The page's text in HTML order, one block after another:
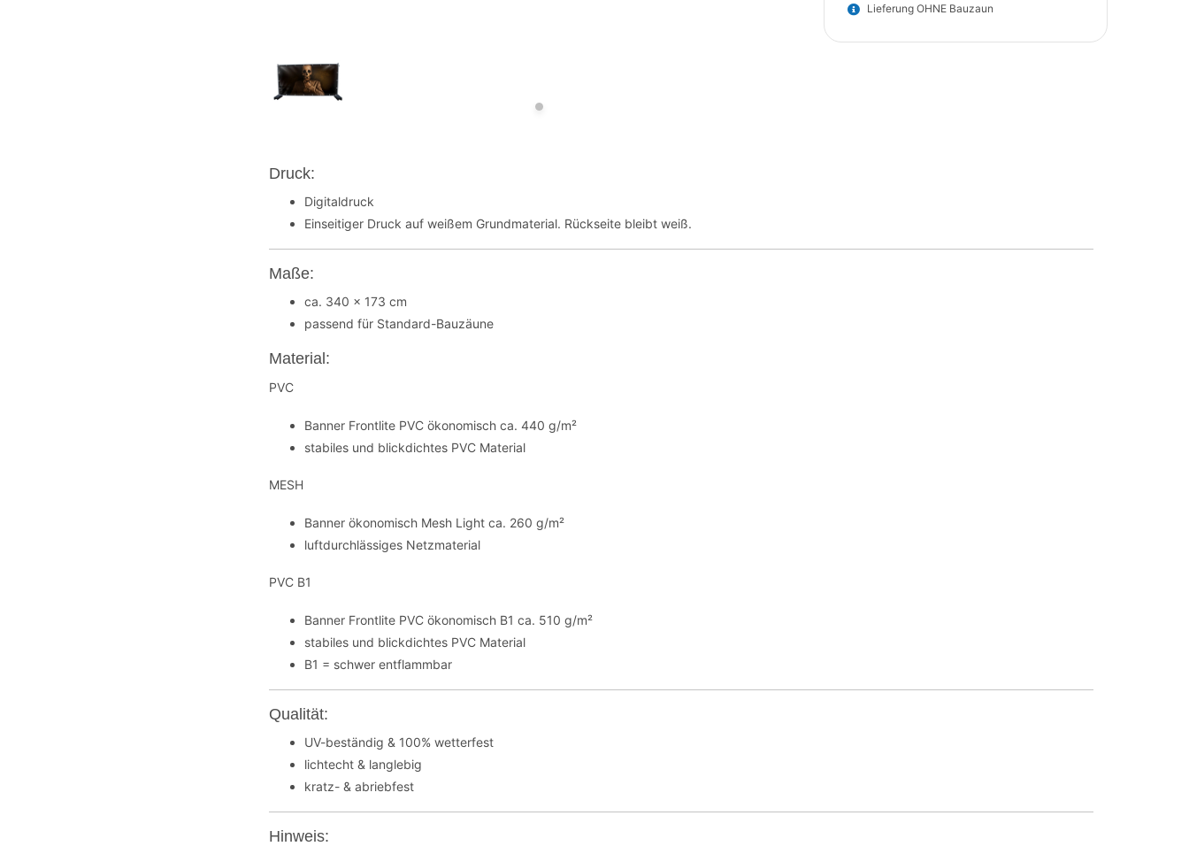
Lieferung OHNE Bauzaun
Druck:
Digitaldruck
Einseitiger Druck auf weißem Grundmaterial. Rückseite bleibt weiß.
Maße:
ca. 340 x 173 cm
passend für Standard-Bauzäune
Material:
PVC
Banner Frontlite PVC ökonomisch ca. 440 g/m²
stabiles und blickdichtes PVC Material
MESH
Banner ökonomisch Mesh Light ca. 260 g/m²
luftdurchlässiges Netzmaterial
PVC B1
Banner Frontlite PVC ökonomisch B1 ca. 510 g/m²
stabiles und blickdichtes PVC Material
B1 = schwer entflammbar
Qualität:
UV-beständig & 100% wetterfest
lichtecht & langlebig
kratz- & abriebfest
Hinweis: